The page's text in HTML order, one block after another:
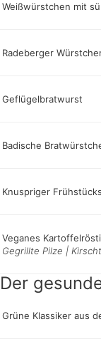
Weißwürstchen mit
Radeberger
Geflügelbratwurst
Badische
Knuspriger
Veganes Kartoffelrösti
Gegrillte Pilze |
Der
Grüne Klassiker aus